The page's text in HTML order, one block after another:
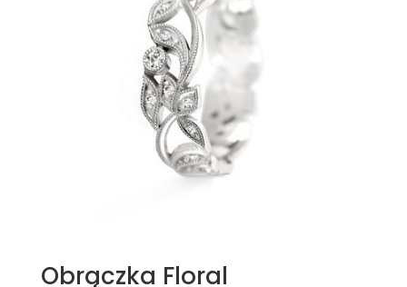
Obrączka Floral